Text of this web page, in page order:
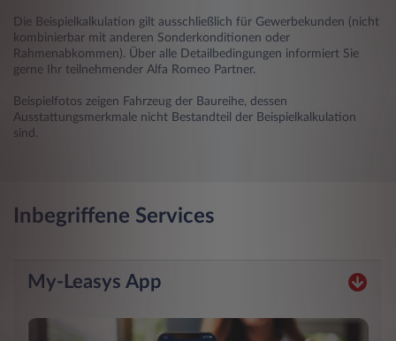
Die Beispielkalkulation gilt ausschließlich für Gewerbekunden (nicht
kombinierbar mit anderen Sonderkonditionen oder
Rahmenabkommen). Über alle Detailbedingungen informiert Sie
gerne Ihr teilnehmender Alfa Romeo Partner.
Beispielfotos zeigen Fahrzeug der Baureihe, dessen
Ausstattungsmerkmale nicht Bestandteil der Beispielkalkulation
sind.
Inbegriffene Services
My-Leasys App